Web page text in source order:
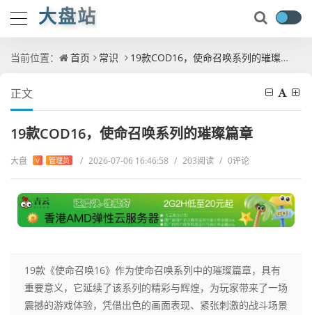
大盘站
当前位置： 首页 常识 19款COD16，使命召唤系列的璀璨篇章
正文
19款COD16，使命召唤系列的璀璨篇章
大盘 V 管理员 / 2026-07-06 16:46:58 / 203阅读 / 0评论
19款《使命召唤16》作为使命召唤系列中的璀璨篇章，具有
重要意义，它延续了该系列的精彩与辉煌，为玩家带来了一场
震撼的游戏体验，凭借出色的画面表现、紧张刺激的战斗场景